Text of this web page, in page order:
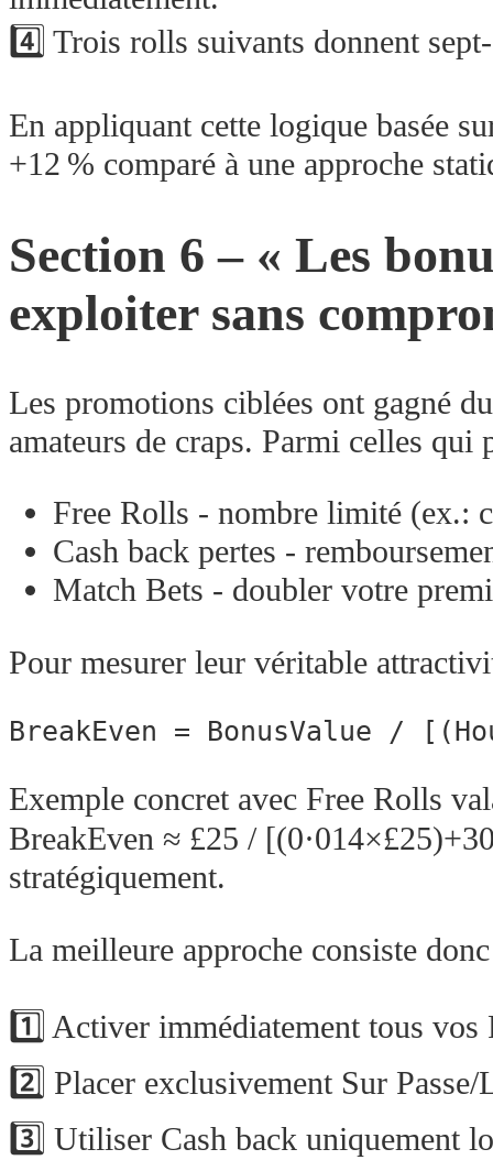
4️⃣ Trois rolls suivants donnent
En appliquant cette logique basée
+12 % comparé à une approche
Section​​ 6 –​​ «​​ Les
exploiter sans
Les promotions ciblées ont gagné
amateurs de craps.​ Parmi celles
Free Rolls ‑ nombre limité (ex.:
Cash back pertes ‑
Match Bets ‑ doubler votre
Pour mesurer leur véritable
Exemple concret avec Free Rolls
BreakEven ≈ £25 /
stratégiquement.
La meilleure approche consiste
1️⃣ Activer immédiatement tous vos
2️⃣ Placer exclusivement Sur
3️⃣ Utiliser Cash back uniquement